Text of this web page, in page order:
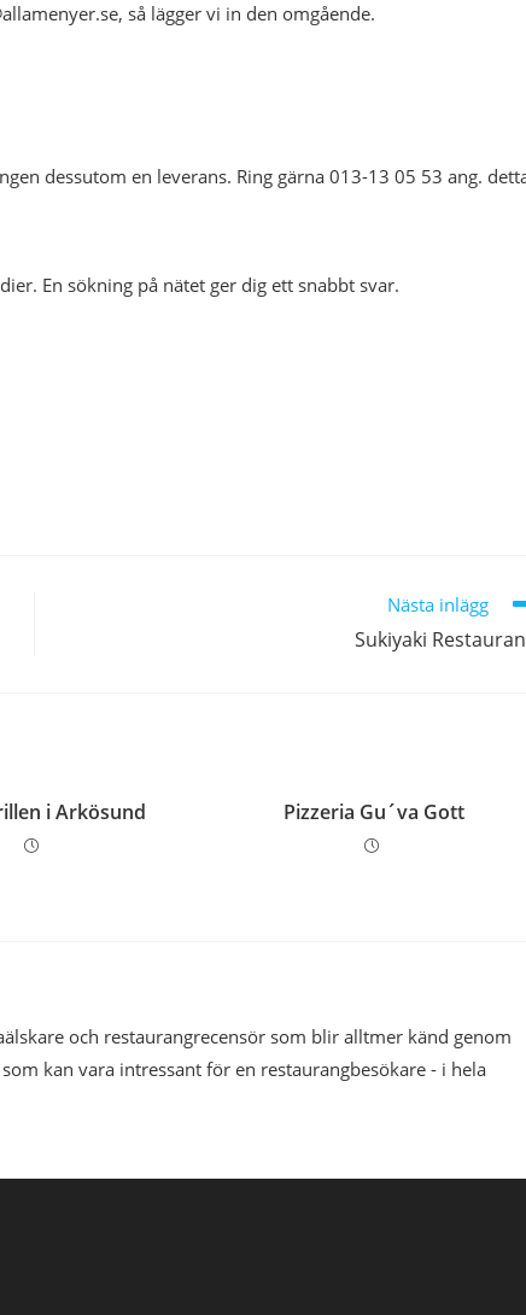
så lägger vi in den omgående.
dessutom en leverans. Ring gärna 013-13 05 53 ang.
En sökning på nätet ger dig ett snabbt svar.
Nästa inlägg
Sukiyaki
i Arkösund Pizzeria Gu´va Gott
och restaurangrecensör som blir alltmer känd genom
kan vara intressant för en restaurangbesökare - i hela